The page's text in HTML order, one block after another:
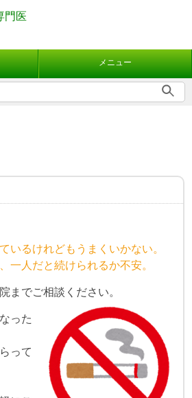
門医
メニュー
いるけれどもうまくいかない。
一人だと続けられるか不安。
までご相談ください。
った
って